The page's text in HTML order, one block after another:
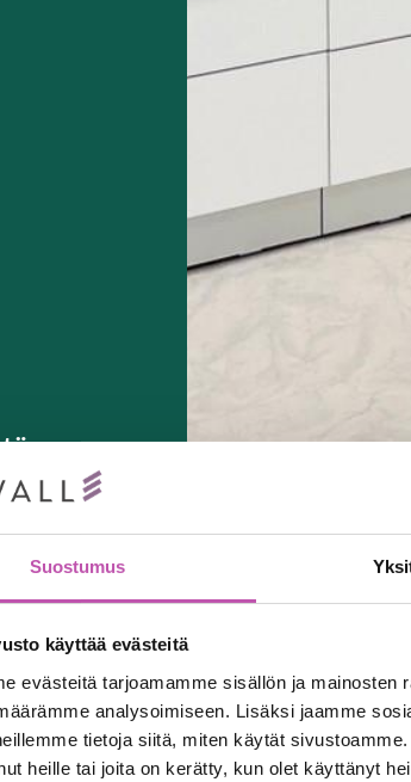
Suostumus
käyttää evästeitä
evästeitä tarjoamamme sisällön ja
analysoimiseen. Lisäksi jaamme
tietoja siitä, miten käytät
heille tai joita on kerätty, kun olet käyttänyt
ja